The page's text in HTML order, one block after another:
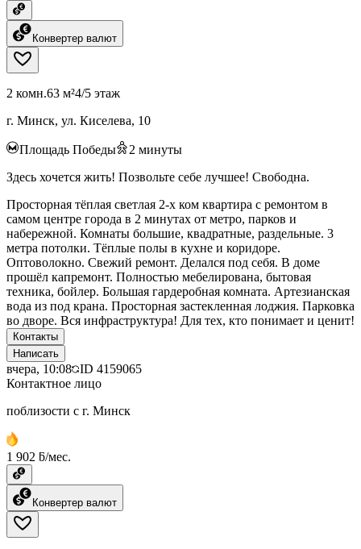
Конвертер валют
2 комн.63 м²4/5 этаж
г. Минск, ул. Киселева, 10
Площадь Победы 2 минуты
Здесь хочется жить! Позвольте себе лучшее! Свободна.
Просторная тёплая светлая 2-х ком квартира с ремонтом в
самом центре города в 2 минутах от метро, парков и
набережной. Комнаты большие, квадратные, раздельные. 3
метра потолки. Тёплые полы в кухне и коридоре.
Оптоволокно. Свежий ремонт. Делался под себя. В доме
прошёл капремонт. Полностью мебелирована, бытовая
техника, бойлер. Большая гардеробная комната. Артезианская
вода из под крана. Просторная застекленная лоджия. Парковка
во дворе. Вся инфраструктура! Для тех, кто понимает и ценит!
Контакты
Написать
вчера, 10:08 ID 4159065
Контактное лицо
поблизости с г. Минск
1 902 ƃ/мес.
Конвертер валют